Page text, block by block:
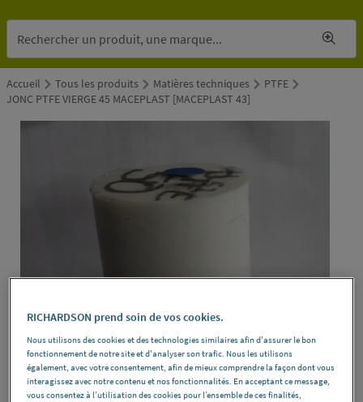
Accueil Tous les produits Matières techniques
PTFE
JONC PTFE VIERGE 45 MACEPLAST [MACEPLAST 43]
RICHARDSON prend soin de vos cookies.
Nous utilisons des cookies et des technologies similaires afin d'assurer le bon
fonctionnement de notre site et d'analyser son trafic. Nous les utilisons
également, avec votre consentement, afin de mieux comprendre la façon dont vous
interagissez avec notre contenu et nos fonctionnalités. En acceptant ce message,
vous consentez à l’utilisation des cookies pour l’ensemble de ces finalités,